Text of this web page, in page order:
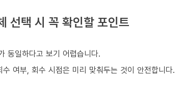
선택 시 꼭 확인할 포인트
동일하다고 보기 어렵습니다.
여부, 회수 시점은 미리 맞춰두는 것이 안전합니다.